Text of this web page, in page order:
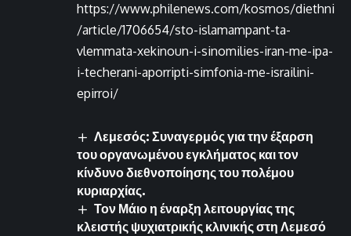
https://www.philenews.com/kosmos/diethni
/article/1706654/sto-islamampant-ta-
vlemmata-xekinoun-i-sinomilies-iran-me-ipa-
i-techerani-aporripti-simfonia-me-israilini-
epirroi/
Λεμεσός: Συναγερμός για την έξαρση
του οργανωμένου εγκλήματος και τον
κίνδυνο διεθνοποίησης του πολέμου
κυριαρχίας.
Τον Μάιο η έναρξη λειτουργίας της
κλειστής ψυχιατρικής κλινικής στη Λεμεσό